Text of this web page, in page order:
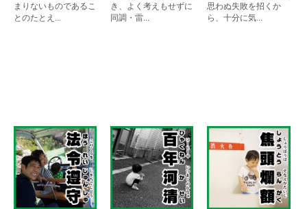
まりないものであるこ
とのたとえ...
き、よく考えもせずに
同調・雷...
思わぬ失敗を招くか
ら、十分に気...